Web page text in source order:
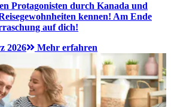
Protagonisten durch Kanada und
kennen! Am Ende
auf dich!
2026
Mehr erfahren